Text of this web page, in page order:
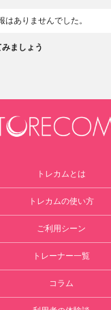
はありませんでした。
ましょう
トレカムとは
トレカムの使い方
ご利用シーン
トレーナー一覧
コラム